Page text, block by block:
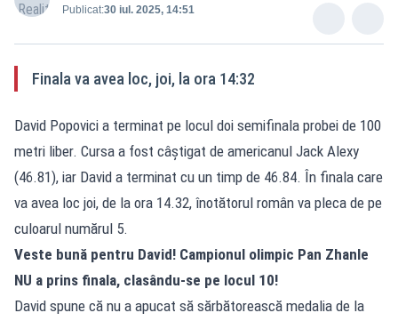
Publicat:30 iul. 2025, 14:51
Finala va avea loc, joi, la ora 14:32
David Popovici a terminat pe locul doi semifinala probei de 100
metri liber. Cursa a fost câștigat de americanul Jack Alexy
(46.81), iar David a terminat cu un timp de 46.84. În finala care
va avea loc joi, de la ora 14.32, înotătorul român va pleca de pe
culoarul numărul 5.
Veste bună pentru David! Campionul olimpic Pan Zhanle
NU a prins finala, clasându-se pe locul 10!
David spune că nu a apucat să sărbătorească medalia de la